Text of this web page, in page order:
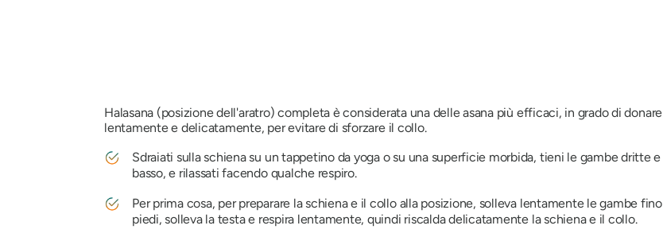
Halasana (posizione dell'aratro) completa è considerata una delle asana più efficaci, in grado di
lentamente e delicatamente, per evitare di sforzare il collo.
Sdraiati sulla schiena su un tappetino da yoga o su una superficie morbida, tieni le gambe dritte
basso, e rilassati facendo qualche respiro.
Per prima cosa, per preparare la schiena e il collo alla posizione, solleva lentamente le gambe
piedi, solleva la testa e respira lentamente, quindi riscalda delicatamente la schiena e il collo.